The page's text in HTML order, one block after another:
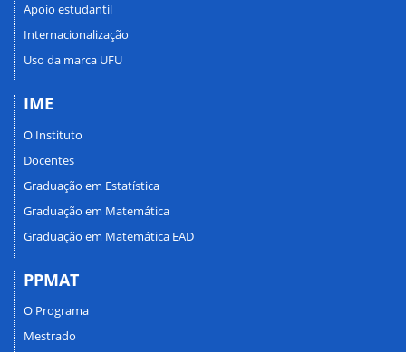
Apoio estudantil
Internacionalização
Uso da marca UFU
IME
O Instituto
Docentes
Graduação em Estatística
Graduação em Matemática
Graduação em Matemática EAD
PPMAT
O Programa
Mestrado